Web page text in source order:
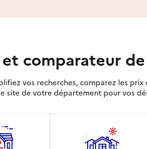
comparateur
vos recherches, comparez les prix
site de votre département pour vos